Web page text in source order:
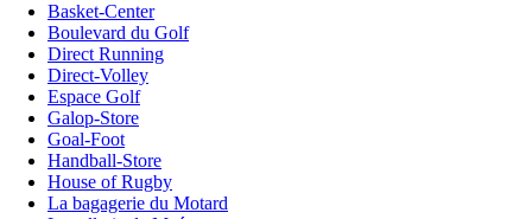
Basket-Center
Boulevard du Golf
Direct Running
Direct-Volley
Espace Golf
Galop-Store
Goal-Foot
Handball-Store
House of Rugby
La bagagerie du Motard